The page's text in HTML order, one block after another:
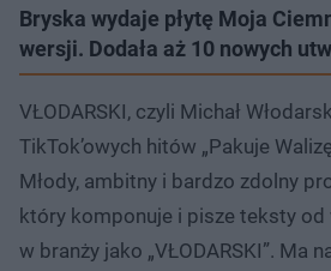
Bryska wydaje płytę Moja
wersji. Dodała aż 10 nowych
VŁODARSKI, czyli Michał
TikTok’owych hitów „Pakuje
Młody, ambitny i bardzo zdolny
który komponuje i pisze teksty od
w branży jako „VŁODARSKI”. Ma